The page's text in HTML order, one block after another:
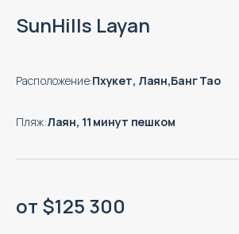
SunHills Layan
Расположение:Пхукет, Лаян,Банг Тао
Пляж:Лаян, 11 минут пешком
от $125 300